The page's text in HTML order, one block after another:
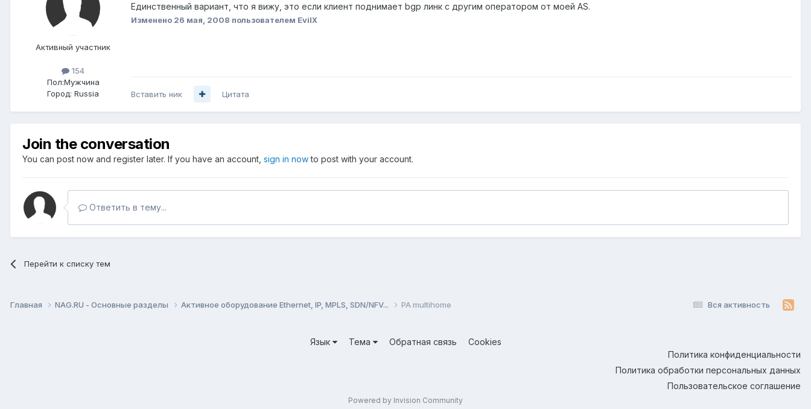
Активный участник
154
Пол:Мужчина
Город: Russia
Единственный вариант, что я вижу, это если клиент поднимает bgp линк с другим оператором от моей AS.
Изменено 26 мая, 2008 пользователем EvilX
Вставить ник Цитата
Join the conversation
You can post now and register later. If you have an account, sign in nowto post with your account.
Ответить в тему...
Перейти к списку тем
Вся активность
Главная NAG.RU - Основные разделы Активное оборудование Ethernet, IP, MPLS, SDN/NFV... PA multihome
Язык Тема Обратная связь
Cookies
Политика конфиденциальности
Политика обработки персональных данных
Пользовательское соглашение
Powered by Invision Community